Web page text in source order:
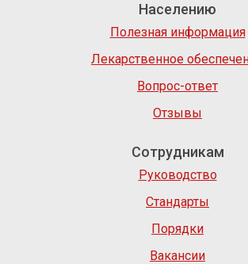
Населению
Полезная информация
Лекарственное
Вопрос-ответ
Отзывы
Сотрудникам
Руководство
Стандарты
Порядки
Вакансии